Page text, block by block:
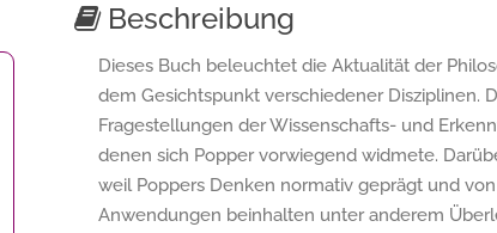
Beschreibung
Dieses Buch beleuchtet die Aktualität der
dem Gesichtspunkt verschiedener Disziplinen.
Fragestellungen der Wissenschafts- und
denen sich Popper vorwiegend widmete.
weil Poppers Denken normativ geprägt und
Anwendungen beinhalten unter anderem